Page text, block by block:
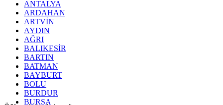
ANTALYA
ARDAHAN
ARTVİN
AYDIN
AĞRI
BALIKESİR
BARTIN
BATMAN
BAYBURT
BOLU
BURDUR
BURSA